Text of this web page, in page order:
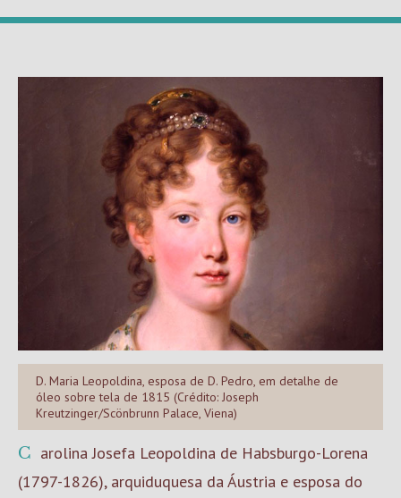
D. Maria Leopoldina, esposa de D. Pedro, em detalhe de
óleo sobre tela de 1815 (Crédito: Joseph
Kreutzinger/Scönbrunn Palace, Viena)
Carolina Josefa Leopoldina de Habsburgo-Lorena
(1797-1826), arquiduquesa da Áustria e esposa do